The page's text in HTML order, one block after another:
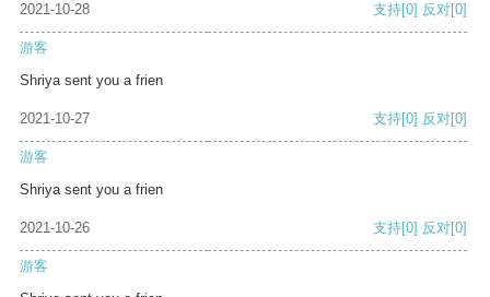
2021-10-28 支持[0] 反对[0]
游客
Shriya sent you a frien
2021-10-27 支持[0] 反对[0]
游客
Shriya sent you a frien
2021-10-26 支持[0] 反对[0]
游客